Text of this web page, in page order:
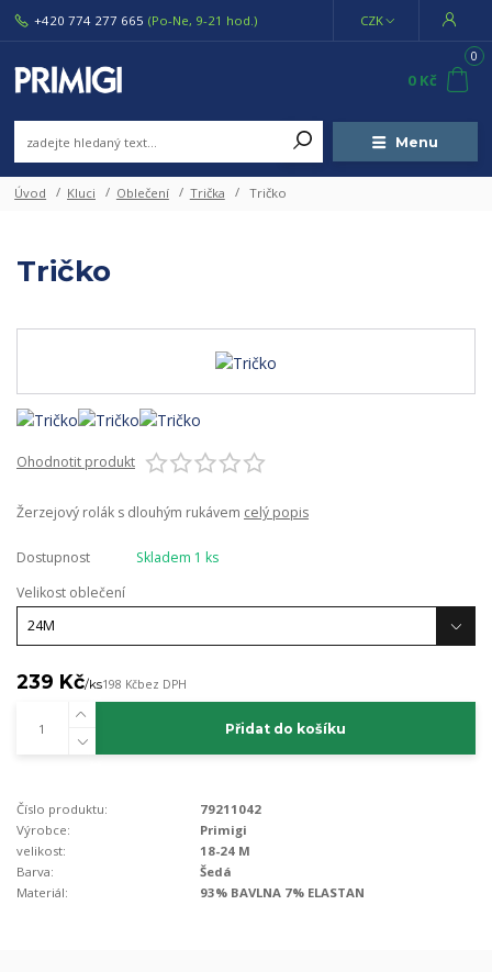
Menu
CZK
+420 774 277 665 (Po-Ne, 9-21 hod.)
0
0 Kč
Úvod Kluci Oblečení Trička Tričko
Tričko
Ohodnotit produkt
Žerzejový rolák s dlouhým rukávem celý popis
Dostupnost
Skladem 1 ks
Velikost oblečení
239 Kč/ks198 Kčbez DPH
Přidat do košíku
Číslo produktu:
79211042
Výrobce:
Primigi
velikost:
18-24 M
Barva:
Šedá
Materiál:
93% BAVLNA 7% ELASTAN